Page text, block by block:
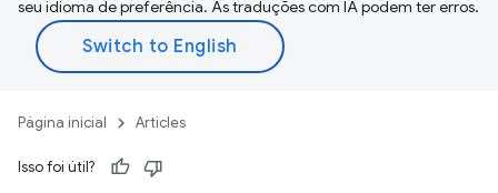
seu idioma de preferência. As traduções com IA podem ter erros.
Página inicial Articles
Isso foi útil?